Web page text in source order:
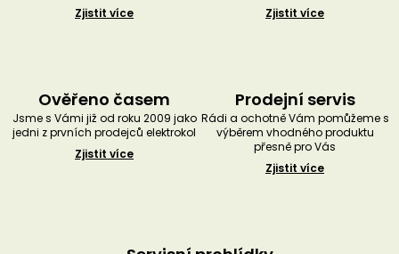
Zjistit více
Zjistit více
Ověřeno časem
Jsme s Vámi již od roku 2009 jako
jedni z prvních prodejců elektrokol
Zjistit více
Prodejní servis
Rádi a ochotně Vám pomůžeme s
výběrem vhodného produktu
přesně pro Vás
Zjistit více